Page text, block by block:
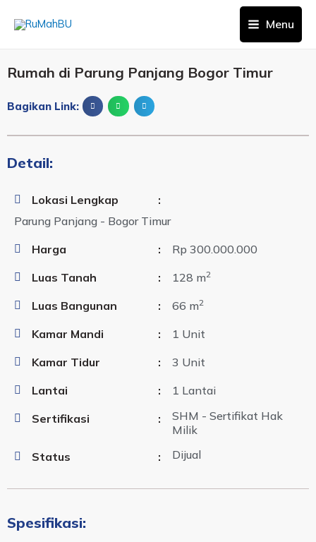
Menu
Rumah di Parung Panjang Bogor Timur
Bagikan Link:
Detail:
Lokasi Lengkap
:
Parung Panjang - Bogor Timur
Harga
:
Rp 300.000.000
Luas Tanah
: 128 m2
Luas Bangunan : 66 m2
Kamar Mandi :
1 Unit
Kamar Tidur
:
3 Unit
Lantai
:
1 Lantai
Sertifikasi
:
SHM - Sertifikat Hak
Milik
Status
: Dijual
Spesifikasi: